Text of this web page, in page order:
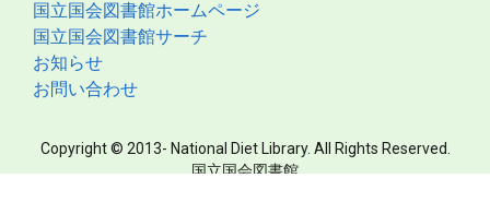
国立国会図書館ホームページ
国立国会図書館サーチ
お知らせ
お問い合わせ
Copyright © 2013- National Diet Library. All Rights Reserved.